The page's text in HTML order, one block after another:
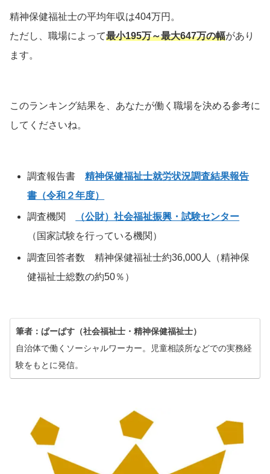
精神保健福祉士の平均年収は404万円。
ただし、職場によって最小195万～最大647万の幅があり
ます。
このランキング結果を、あなたが働く職場を決める参考に
してくださいね。
調査報告書精神保健福祉士就労状況調査結果報告
書（令和２年度）
調査機関
（公財）社会福祉振興・試験センター
（国家試験を行っている機関）
調査回答者数 精神保健福祉士約36,000人（精神保
健福祉士総数の約50％）
筆者：ぱーぱす（社会福祉士・精神保健福祉士）
自治体で働くソーシャルワーカー。児童相談所などでの実務経
験をもとに発信。